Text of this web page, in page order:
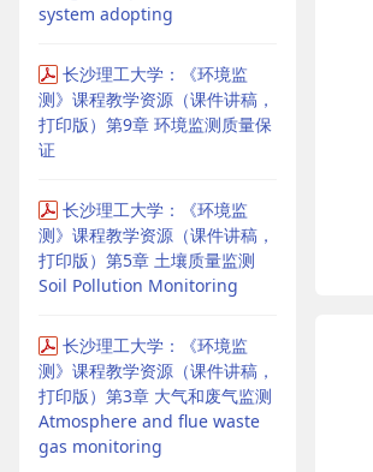
system adopting
长沙理工大学：《环境监
测》课程教学资源（课件讲稿，
打印版）第9章 环境监测质量保
证
长沙理工大学：《环境监
测》课程教学资源（课件讲稿，
打印版）第5章 土壤质量监测
Soil Pollution Monitoring
长沙理工大学：《环境监
测》课程教学资源（课件讲稿，
打印版）第3章 大气和废气监测
Atmosphere and flue waste
gas monitoring